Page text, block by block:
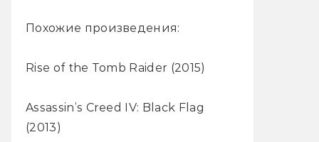
Похожие произведения:
Rise of the Tomb Raider (2015)
Assassin’s Creed IV: Black Flag
(2013)